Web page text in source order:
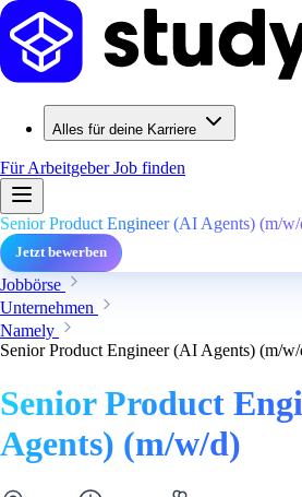
Alles für deine Karriere
Für ArbeitgeberJob finden
Senior Product Engineer (AI Agents) (m/
Jetzt bewerben
Jobbörse
Unternehmen
Namely
Senior Product Engineer (AI Agents) (m/
Senior Product
Agents) (m/w/d)